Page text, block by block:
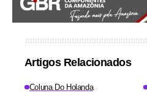
Artigos Relacionados
Coluna Do Holanda